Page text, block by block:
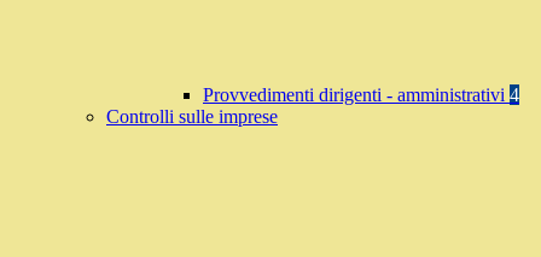
Provvedimenti dirigenti - amministrativi 4
Controlli sulle imprese